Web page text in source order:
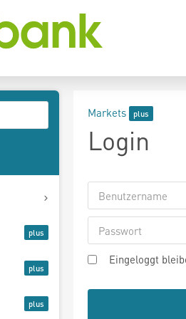
Markets
Login
Eingeloggt